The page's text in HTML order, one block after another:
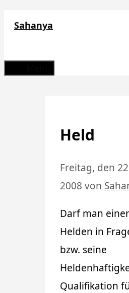
Sahanya
Held
Freitag, den
2008 von
Darf man
Helden in
bzw. seine
Qualifikation